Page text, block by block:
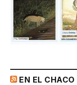
EN EL CHACO